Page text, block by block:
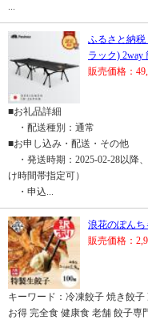
...
ふるさと納
ラック) 2way
販売価格：
■お礼品詳細
・配送種別：通常
■お申し込み・配送・その他
・発送時期：2025-02-28以降
け時間帯指定可）
・申込...
浪花のぽんち
販売価格：
キーワード：冷凍餃子 焼き餃
お得 完全食 健康食 老舗 餃子専